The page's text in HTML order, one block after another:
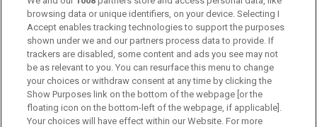
Kundtjänst
Sponsor: Rekatochklart
Annonsera på Fotbolldirekt
Redaktionell policy
browsing data or unique identifiers, on your device. Selecting I
Accept enables tracking technologies to support the purposes
shown under we and our partners process data to provide. If
trackers are disabled, some content and ads you see may not
be as relevant to you. You can resurface this menu to change
your choices or withdraw consent at any time by clicking the
Show Purposes link on the bottom of the webpage [or the
floating icon on the bottom-left of the webpage, if applicable].
Your choices will have effect within our Website. For more